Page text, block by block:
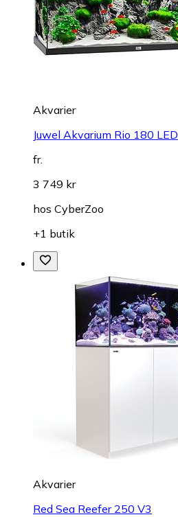
Akvarier
Juwel Akvarium Rio 180 LED
fr.
3 749 kr
hos CyberZoo
+1 butik
Akvarier
Red Sea Reefer 250 V3